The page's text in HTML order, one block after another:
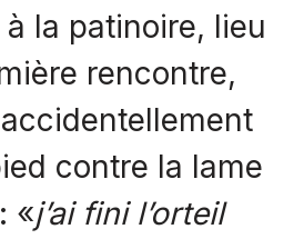
à la patinoire, lieu
rencontre,
accidentellement
contre la lame
«j’ai fini l’orteil